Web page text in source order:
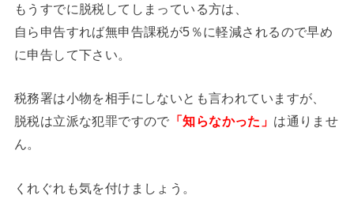
もうすでに脱税してしまっている方は、
自ら申告すれば無申告課税が5％に軽減されるので早め
に申告して下さい。
税務署は小物を相手にしないとも言われていますが、
脱税は立派な犯罪ですので 「知らなかった」 は通りませ
ん。
くれぐれも気を付けましょう。